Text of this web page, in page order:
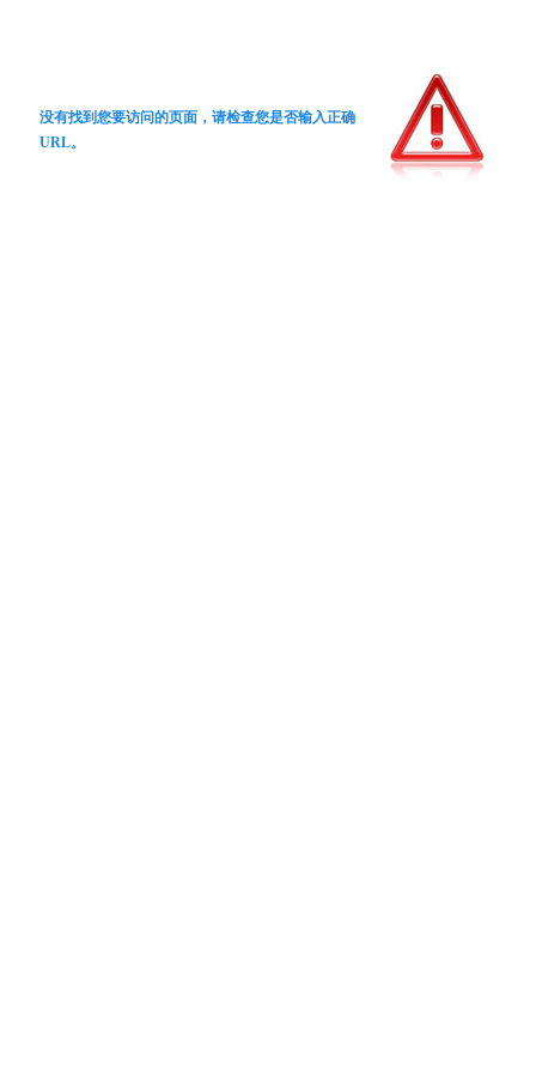
没有找到您要访问的页面，请检查您是否输入正确
URL。